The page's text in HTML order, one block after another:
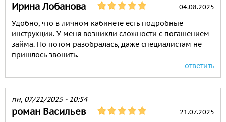
Ирина Лобанова 04.08.2025
Удобно, что в личном кабинете есть подробные
инструкции. У меня возникли сложности с погашением
займа. Но потом разобралась, даже специалистам не
пришлось звонить.
ответить
пн, 07/21/2025 - 10:54
роман Васильев 21.07.2025